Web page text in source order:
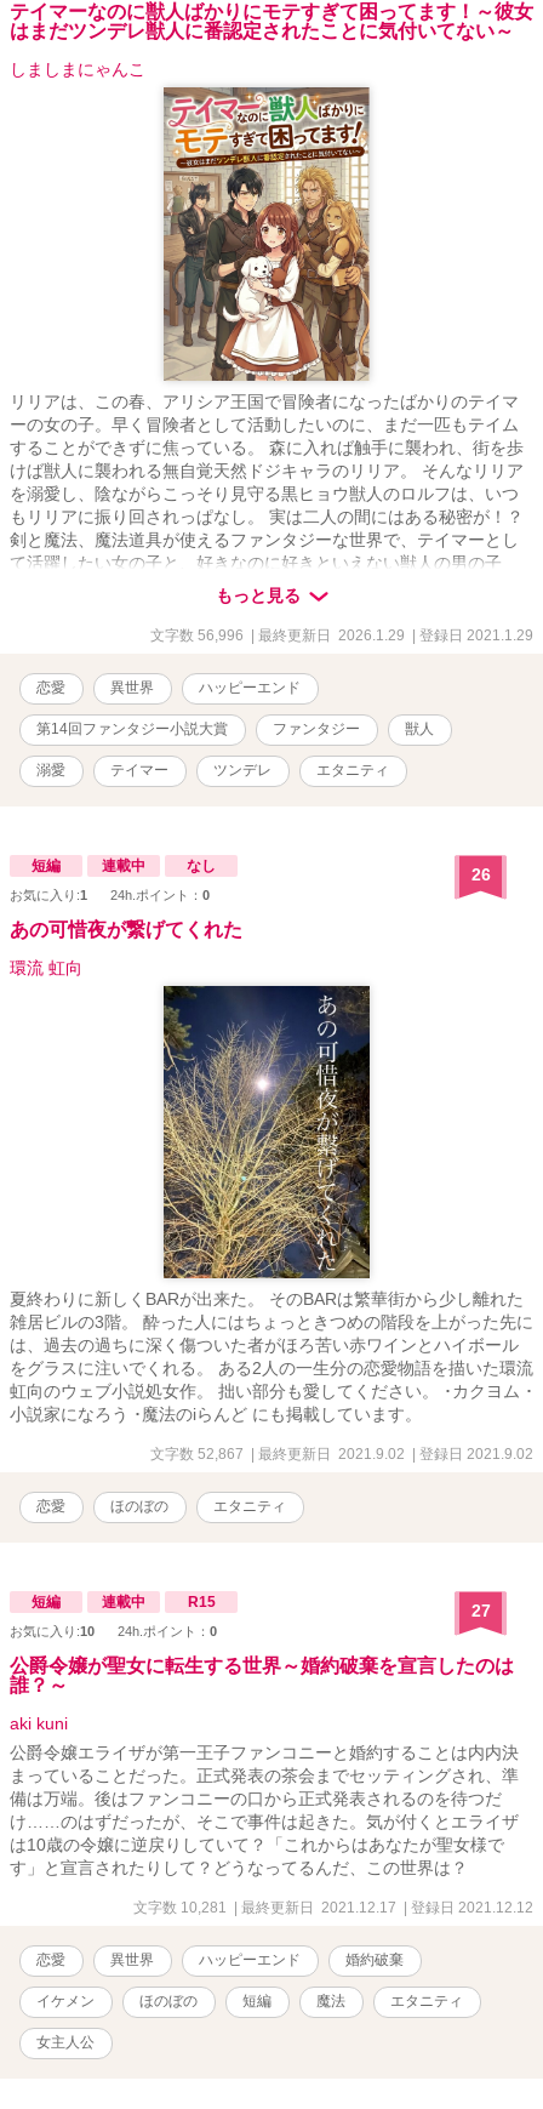
テイマーなのに獣人ばかりにモテすぎて困ってます！～彼女
はまだツンデレ獣人に番認定されたことに気付いてない～
しましまにゃんこ
リリアは、この春、アリシア王国で冒険者になったばかりのテイマ
ーの女の子。早く冒険者として活動したいのに、まだ一匹もテイム
することができずに焦っている。 森に入れば触手に襲われ、街を歩
けば獣人に襲われる無自覚天然ドジキャラのリリア。 そんなリリア
を溺愛し、陰ながらこっそり見守る黒ヒョウ獣人のロルフは、いつ
もリリアに振り回されっぱなし。 実は二人の間にはある秘密が！？
剣と魔法、魔法道具が使えるファンタジーな世界で、テイマーとし
て活躍したい女の子と、好きなのに好きといえない獣人の男の子
の、勘違い、溺愛、ジレジレ、時にヤンデレなドタバタ系ラブコメ
です！ 『王女様は聖女様！？おてんば姫の冒険録～全属性の賢者、
500年後に転生する！ペットのドラゴンが迷子なので冒険者になって
登場予定です。お楽しみに！ 小説家になろう、他サイトでも掲載し
ています。
もっと見る
文字数 56,996 | 最終更新日 2026.1.29 | 登録日 2021.1.29
恋愛 異世界 ハッピーエンド
第14回ファンタジー小説大賞 ファンタジー 獣人
溺愛 テイマー ツンデレ エタニティ
短編 連載中 なし
お気に入り:1 24h.ポイント： 0
26
あの可惜夜が繋げてくれた
環流 虹向
夏終わりに新しくBARが出来た。 そのBARは繁華街から少し離れた
雑居ビルの3階。 酔った人にはちょっときつめの階段を上がった先に
は、過去の過ちに深く傷ついた者がほろ苦い赤ワインとハイボール
をグラスに注いでくれる。 ある2人の一生分の恋愛物語を描いた環流
虹向のウェブ小説処女作。 拙い部分も愛してください。 ･カクヨム ･
小説家になろう ･魔法のiらんど にも掲載しています。
文字数 52,867 | 最終更新日 2021.9.02 | 登録日 2021.9.02
恋愛 ほのぼの エタニティ
短編 連載中 R15
お気に入り:10 24h.ポイント： 0
27
公爵令嬢が聖女に転生する世界～婚約破棄を宣言したのは
誰？～
aki kuni
公爵令嬢エライザが第一王子ファンコニーと婚約することは内内決
まっていることだった。正式発表の茶会までセッティングされ、準
備は万端。後はファンコニーの口から正式発表されるのを待つだ
け……のはずだったが、そこで事件は起きた。気が付くとエライザ
は10歳の令嬢に逆戻りしていて？「これからはあなたが聖女様で
す」と宣言されたりして？どうなってるんだ、この世界は？
文字数 10,281 | 最終更新日 2021.12.17 | 登録日 2021.12.12
恋愛 異世界 ハッピーエンド 婚約破棄
イケメン ほのぼの 短編 魔法 エタニティ
女主人公